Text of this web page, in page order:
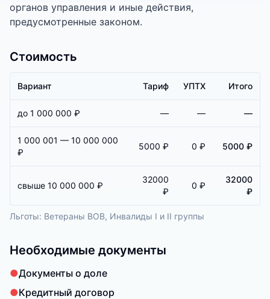
органов управления и иные действия,
предусмотренные законом.
Стоимость
Вариант Тариф УПТХ Итого
до 1 000 000 ₽ — — —
1 000 001 — 10 000 000
₽
5000 ₽ 0 ₽ 5000 ₽
свыше 10 000 000 ₽
32000
₽
0 ₽
32000
₽
Льготы: Ветераны ВОВ, Инвалиды I и II группы
Необходимые документы
●Документы о доле
●Кредитный договор